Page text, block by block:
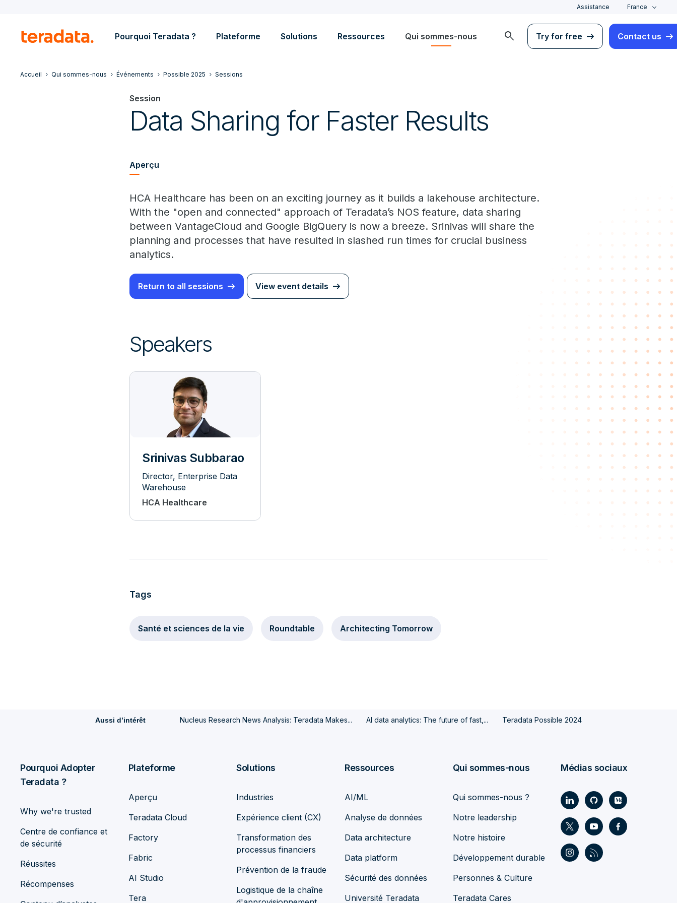
Assistance France
Pourquoi Teradata ? Plateforme Solutions Ressources Qui sommes-nous search Try for free Contact us
Accueil Qui sommes-nous Événements Possible 2025 Sessions
Session
Data Sharing for Faster Results
Aperçu
HCA Healthcare has been on an exciting journey as it builds a lakehouse architecture.
With the "open and connected" approach of Teradata’s NOS feature, data sharing
between VantageCloud and Google BigQuery is now a breeze. Srinivas will share the
planning and processes that have resulted in slashed run times for crucial business
analytics.
Return to all sessions View event details
Speakers
Srinivas Subbarao
Director, Enterprise Data
Warehouse
HCA Healthcare
Tags
Santé et sciences de la vie Roundtable Architecting Tomorrow
Aussi d’intérêt Nucleus Research News Analysis: Teradata Makes... AI data analytics: The future of fast,... Teradata Possible 2024
Pourquoi Adopter
Teradata ?
Why we're trusted
Centre de confiance et
de sécurité
Réussites
Récompenses
Plateforme
Aperçu
Teradata Cloud
Factory
Fabric
AI Studio
Tera
Solutions
Industries
Expérience client (CX)
Transformation des
processus financiers
Prévention de la fraude
Logistique de la chaîne
Ressources
AI/ML
Analyse de données
Data architecture
Data platform
Sécurité des données
Université Teradata
Qui sommes-nous
Qui sommes-nous ?
Notre leadership
Notre histoire
Développement durable
Personnes & Culture
Teradata Cares
Médias sociaux